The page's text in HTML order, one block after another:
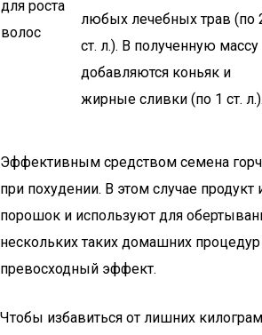
для роста
волос
любых лечебных трав (по
ст. л.). В полученную массу
добавляются коньяк и
жирные сливки (по 1 ст. л.).
Эффективным средством семена
при похудении. В этом случае
порошок и используют для
нескольких таких домашних процедур
превосходный эффект.
Чтобы избавиться от лишних